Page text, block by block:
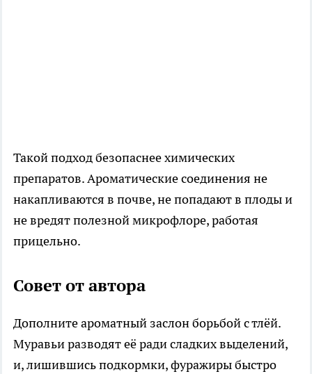
Такой подход безопаснее химических
препаратов. Ароматические соединения не
накапливаются в почве, не попадают в плоды и
не вредят полезной микрофлоре, работая
прицельно.
Совет от автора
Дополните ароматный заслон борьбой с тлёй.
Муравьи разводят её ради сладких выделений,
и, лишившись подкормки, фуражиры быстро